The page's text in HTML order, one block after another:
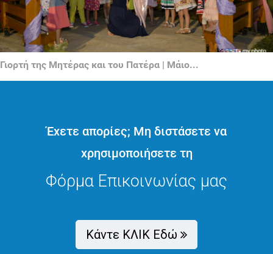
Γιορτή της Μητέρας και του Πατέρα | Μάιο...
Έχετε απορίες; Μη διστάσετε να
χρησιμοποιήσετε τη
Φόρμα Επικοινωνίας μας
Κάντε ΚΛΙΚ Εδώ